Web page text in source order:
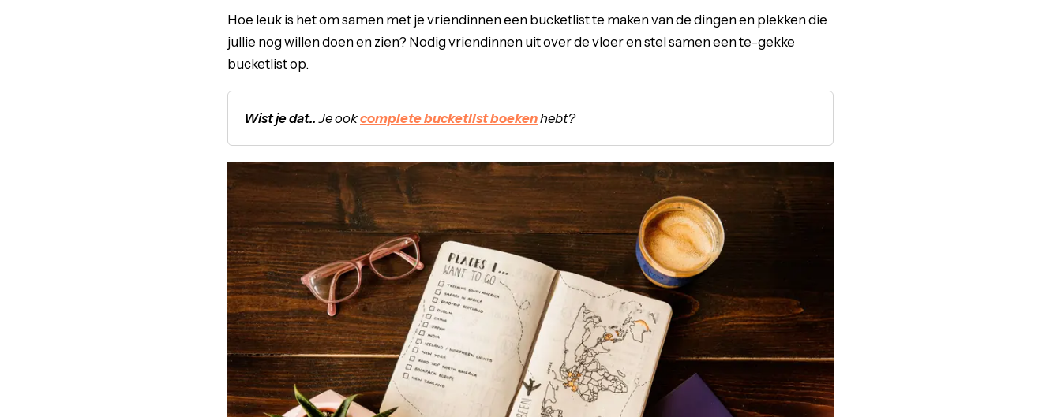
Hoe leuk is het om samen met je vriendinnen een bucketlist te maken van de dingen en plekken die
jullie nog willen doen en zien? Nodig vriendinnen uit over de vloer en stel samen een te-gekke
bucketlist op.
Wist je dat.. Je ookcomplete bucketlist boekenhebt?